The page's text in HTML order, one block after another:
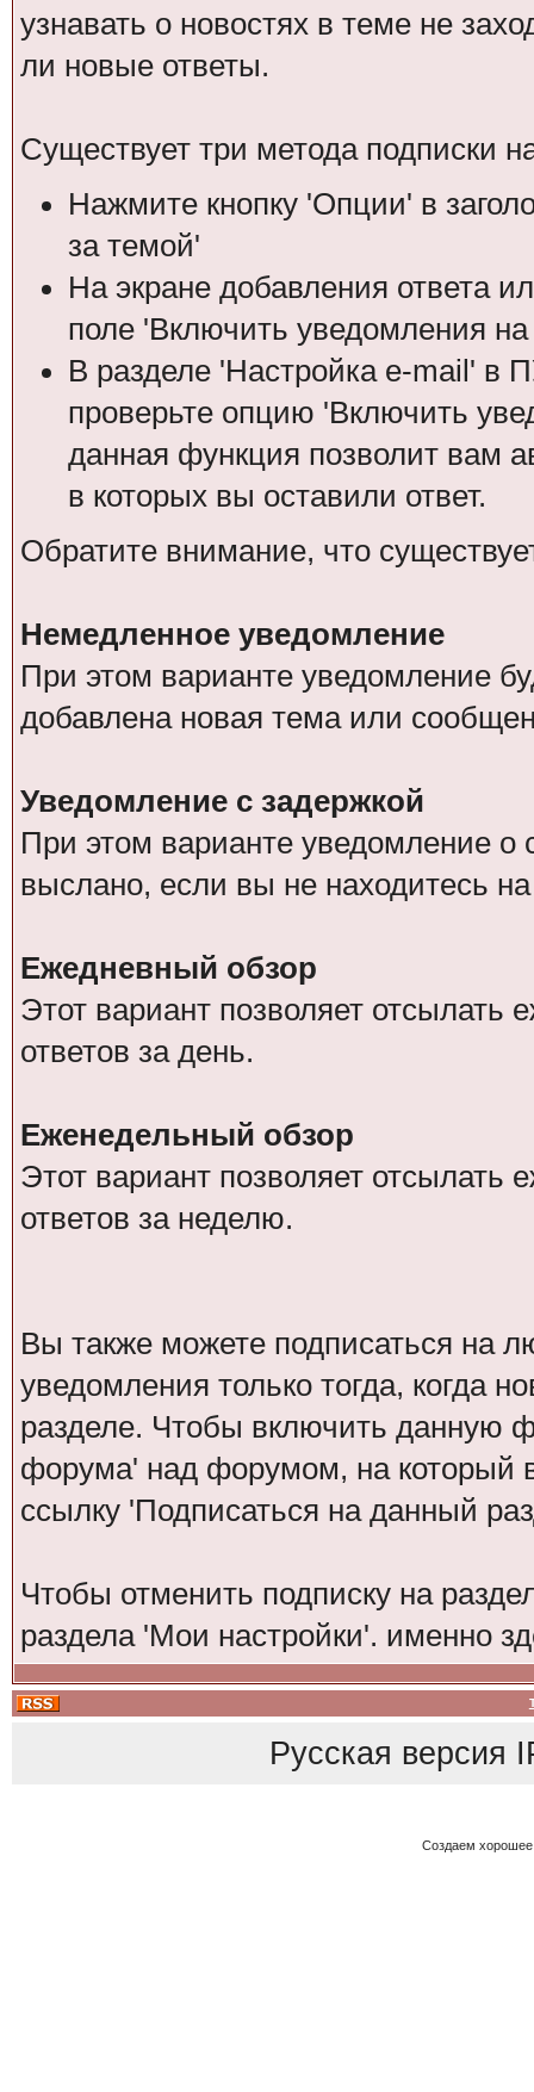
узнавать о новостях в теме не
ли новые ответы.
Существует три метода подписки
Нажмите кнопку 'Опции' в
за темой'
На экране добавления ответа
поле 'Включить уведомления на
В разделе 'Настройка е-mail' в
проверьте опцию 'Включить
данная функция позволит вам
в которых вы оставили ответ.
Обратите внимание, что
Немедленное уведомление
При этом варианте уведомление
добавлена новая тема или
Уведомление с задержкой
При этом варианте уведомление о
выслано, если вы не находитесь
Ежедневный обзор
Этот вариант позволяет отсылать
ответов за день.
Еженедельный обзор
Этот вариант позволяет отсылать
ответов за неделю.
Вы также можете подписаться на
уведомления только тогда, когда
разделе. Чтобы включить данную
форума' над форумом, на который
ссылку 'Подписаться на данный
Чтобы отменить подписку на
раздела 'Мои настройки'. именно
Русская версия
Создаем